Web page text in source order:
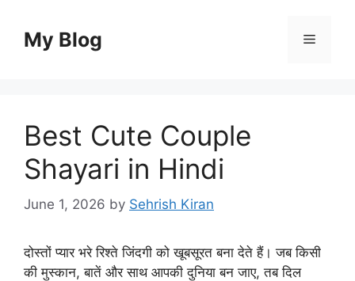
contentMy Blog Menu
Best Cute Couple
Shayari in Hindi
June 1, 2026 by Sehrish Kiran
दोस्तों प्यार भरे रिश्ते जिंदगी को खूबसूरत बना देते हैं। जब किसी
की मुस्कान, बातें और साथ आपकी दुनिया बन जाए, तब दिल